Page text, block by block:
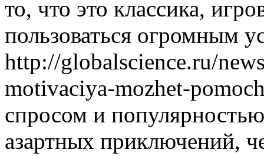
то, что это классика,
пользоваться огромным
http://globalscience.ru/
motivaciya-mozhet-
спросом и
азартных приключений,